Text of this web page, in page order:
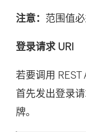
注意： 范围值
登录请求 URI
若要调用
首先发出登录
牌。